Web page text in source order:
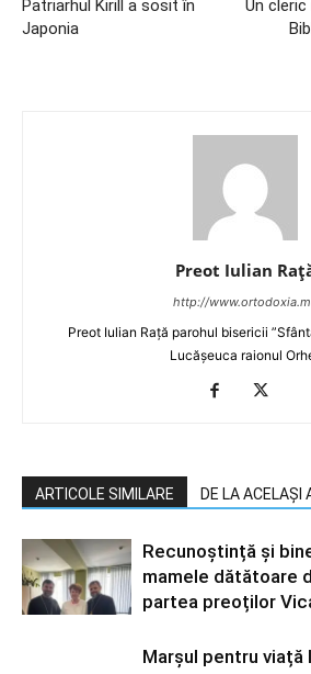
Patriarhul Kirill a sosit în
Japonia
Un
Preot Iulian
http://
Preot Iulian Rață parohul bisericii
Lucășeuca raionul
ARTICOLE SIMILARE DE LA ACELAȘI
Recunoștință și
mamele dătătoare
partea preoților
Marșul pentru viață